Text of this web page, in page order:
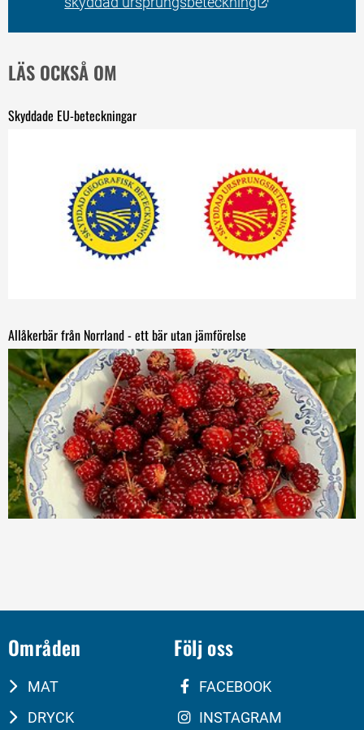
LÄS OCKSÅ OM
Skyddade EU-beteckningar
Allåkerbär från Norrland - ett bär utan jämförelse
Områden
MAT
DRYCK
Följ oss
FACEBOOK
INSTAGRAM